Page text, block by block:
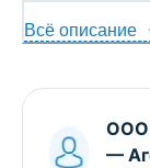
дверь.
доступности
транспорта.
одно-
(этаж 2 или
Всё описание
—